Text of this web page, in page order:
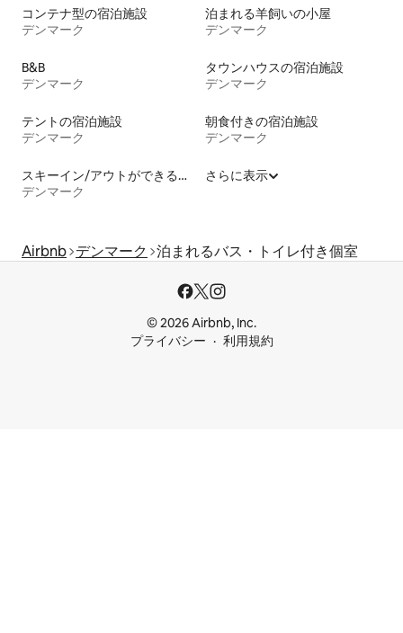
コンテナ型の宿泊施設
デンマーク
泊まれる羊飼いの小屋
デンマーク
B&B
デンマーク
タウンハウスの宿泊施設
デンマーク
テントの宿泊施設
デンマーク
朝食付きの宿泊施設
デンマーク
スキーイン/アウトができる宿泊先
デンマーク
さらに表示
Airbnb デンマーク 泊まれるバス・トイレ付き個室
© 2026 Airbnb, Inc.
プライバシー
利用規約